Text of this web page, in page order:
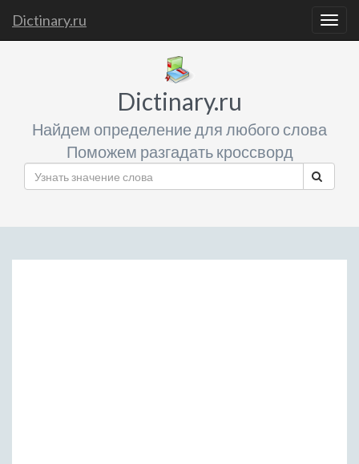
Dictinary.ru
Dictinary.ru
Найдем определение для любого слова
Поможем разгадать кроссворд